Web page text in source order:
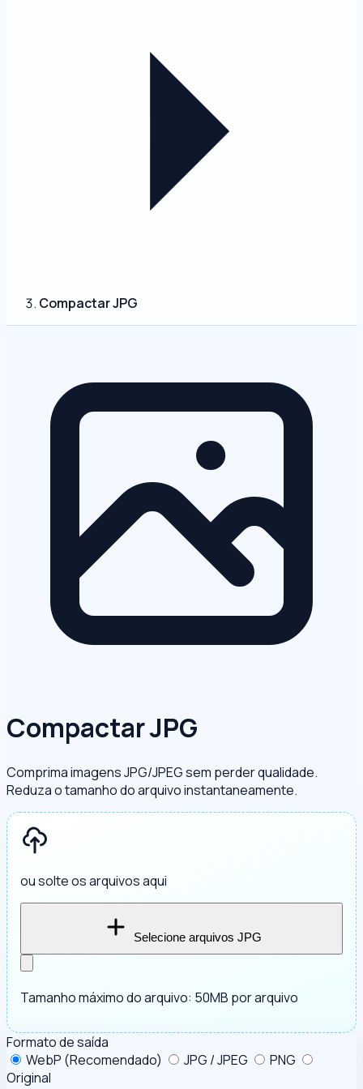
Compactar JPG
Compactar JPG
Comprima imagens JPG/JPEG sem perder qualidade.
Reduza o tamanho do arquivo instantaneamente.
ou solte os arquivos aqui
Selecione arquivos JPG
Tamanho máximo do arquivo: 50MB por arquivo
Formato de saída
WebP (Recomendado)
JPG / JPEG
PNG
Original